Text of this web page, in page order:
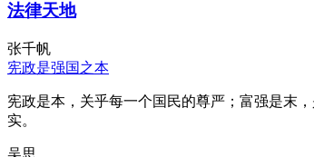
法律天地
张千帆
宪政是强国之本
宪政是本，关乎每一个国民的尊严；富强是末
实。
吴思